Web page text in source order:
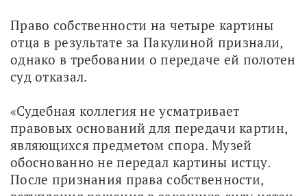
Право собственности на четыре картины
отца в результате за Пакулиной признали,
однако в требовании о передаче ей полотен
суд отказал.
«Судебная коллегия не усматривает
правовых оснований для передачи картин,
являющихся предметом спора. Музей
обоснованно не передал картины истцу.
После признания права собственности,